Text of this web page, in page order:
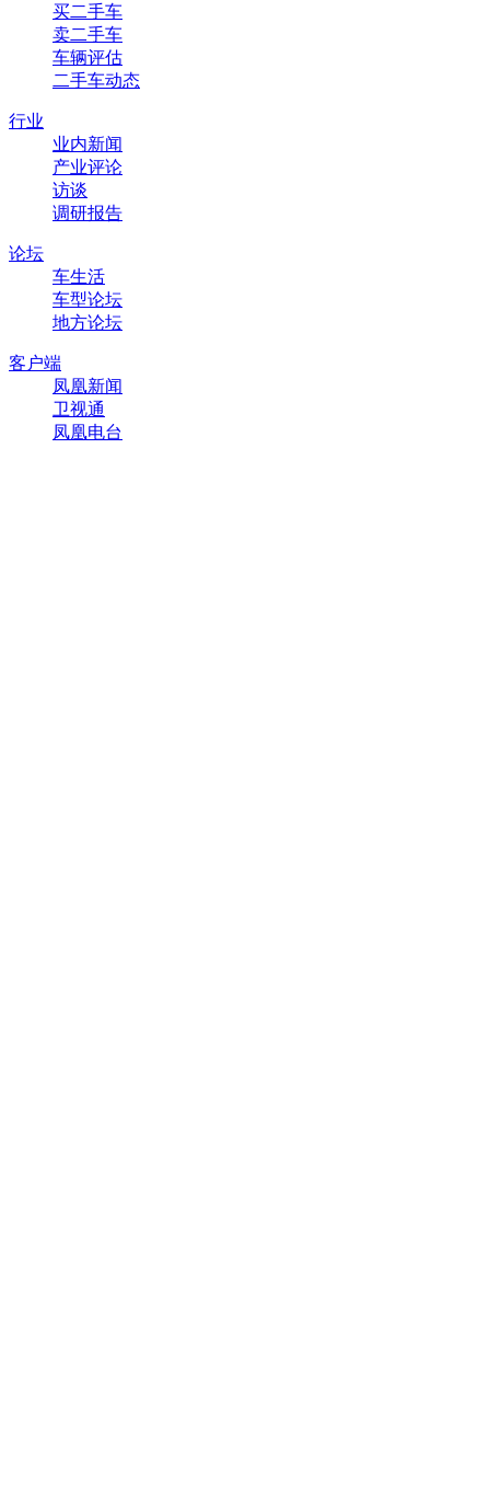
买二手车
卖二手车
车辆评估
二手车动态
行业
业内新闻
产业评论
访谈
调研报告
论坛
车生活
车型论坛
地方论坛
客户端
凤凰新闻
卫视通
凤凰电台